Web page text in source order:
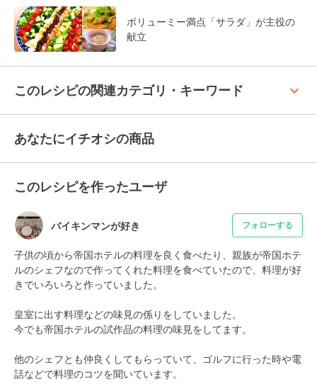
ボリューミー満点「サラダ」が主役の
献立
このレシピの関連カテゴリ・キーワード keyboard_arrow_up
あなたにイチオシの商品
このレシピを作ったユーザ
バイキンマンが好き フォローする
子供の頃から帝国ホテルの料理を良く食べたり、親族が帝国ホテ
ルのシェフなので作ってくれた料理を食べていたので、料理が好
きでいろいろと作っていました。
皇室に出す料理などの味見の係りをしていました。
今でも帝国ホテルの試作品の料理の味見をしてます。
他のシェフとも仲良くしてもらっていて、ゴルフに行った時や電
話などで料理のコツを聞いています。